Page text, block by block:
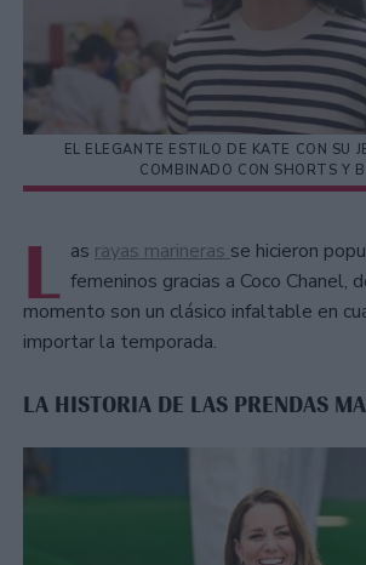
EL ELEGANTE ESTILO DE KATE CON SU
COMBINADO CON SHORTS Y
L as rayas marineras se hicieron
femeninos gracias a Coco Chanel,
momento son un clásico infaltable en
importar la temporada.
LA HISTORIA DE LAS PRENDAS